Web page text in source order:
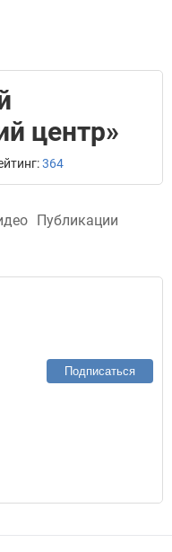
центр»
364
Публикации
Подписаться